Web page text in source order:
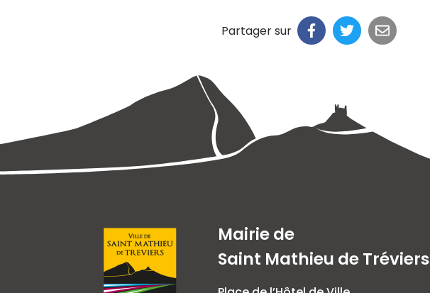
Partager sur
Mairie de
Saint Mathieu de Tréviers